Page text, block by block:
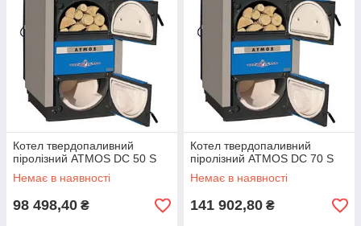
Котел твердопаливний
піролізний ATMOS DC 50 S
Немає в наявності
98 498,40 ₴
Котел твердопаливний
піролізний ATMOS DC 70 S
Немає в наявності
141 902,80 ₴